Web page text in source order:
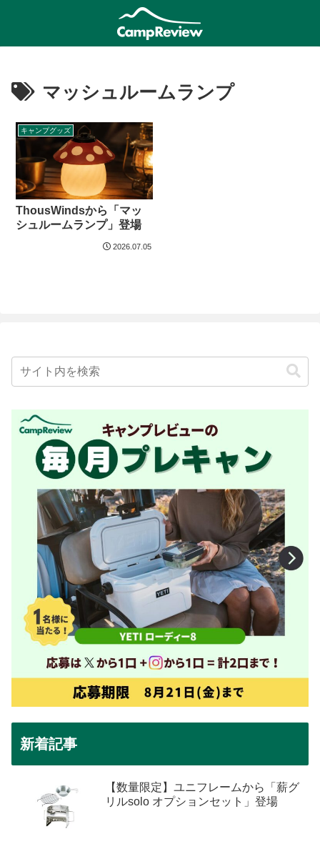
マッシュルームランプ
キャンプグッズ
ThousWindsから「マッ
シュルームランプ」登場
2026.07.05
新着記事
【数量限定】ユニフレームから「薪グ
リルsolo オプションセット」登場